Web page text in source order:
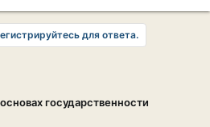
для ответа.
государственности